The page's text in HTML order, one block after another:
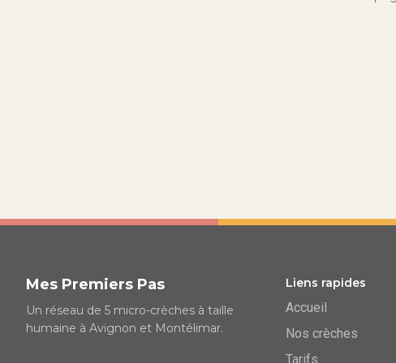
Mes Premiers Pas
Un réseau de 5 micro-crèches à taille
humaine à Avignon et Montélimar.
Liens rapides
Accueil
Nos crèches
Tarifs